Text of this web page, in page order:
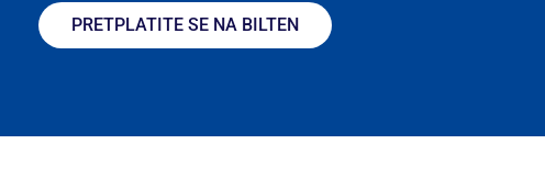
PRETPLATITE SE NA BILTEN